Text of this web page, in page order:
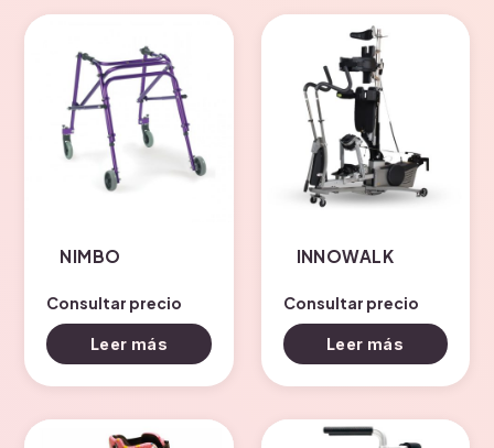
NIMBO
Consultar precio
Leer más
INNOWALK
Consultar precio
Leer más